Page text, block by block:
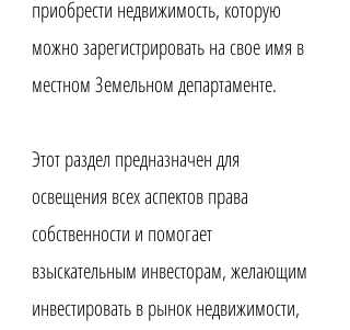
приобрести недвижимость, которую
можно зарегистрировать на свое имя в
местном Земельном департаменте.
Этот раздел предназначен для
освещения всех аспектов права
собственности и помогает
взыскательным инвесторам, желающим
инвестировать в рынок недвижимости,